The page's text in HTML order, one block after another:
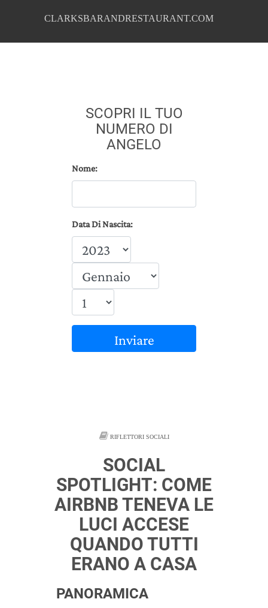
CLARKSBARANDRESTAURANT.COM
SCOPRI IL TUO
NUMERO DI
ANGELO
Nome:
Data Di Nascita:
Inviare
RIFLETTORI SOCIALI
SOCIAL
SPOTLIGHT: COME
AIRBNB TENEVA LE
LUCI ACCESE
QUANDO TUTTI
ERANO A CASA
PANORAMICA